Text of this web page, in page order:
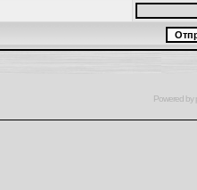
Powered by